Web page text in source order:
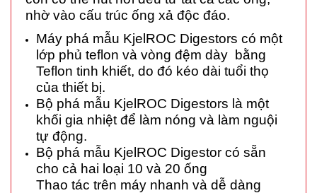
nhờ vào cấu trúc ống xả độc đáo.
Máy phá mẫu KjelROC Digestors có một
lớp phủ teflon và vòng đệm dày bằng
Teflon tinh khiết, do đó kéo dài tuổi thọ
của thiết bị.
Bộ phá mẫu KjelROC Digestors là một
khối gia nhiệt để làm nóng và làm nguội
tự động.
Bộ phá mẫu KjelROC Digestor có sẵn
cho cả hai loại 10 và 20 ống
Thao tác trên máy nhanh và dễ dàng